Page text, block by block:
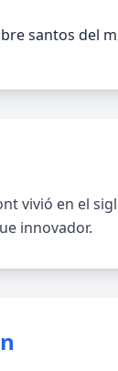
santos del
vivió en el
innovador.